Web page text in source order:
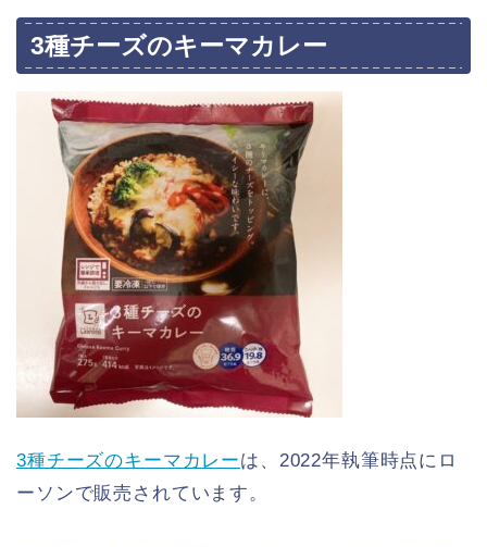
3種チーズのキーマカレー
3種チーズのキーマカレーは、2022年執筆時点にロ
ーソンで販売されています。